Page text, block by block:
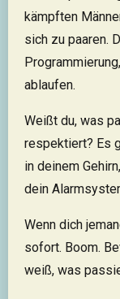
kämpften
sich zu paaren.
ablaufen.
Weißt du, was
respektiert? Es
in deinem
dein
Wenn dich
sofort. Boom.
weiß, was